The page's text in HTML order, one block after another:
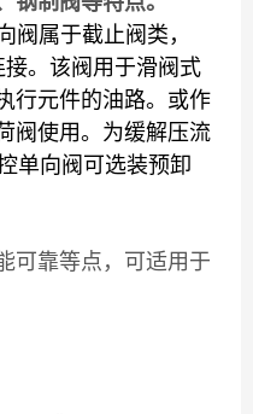
阀属于截止阀类，
。该阀用于滑阀式
行元件的油路。或作
阀使用。为缓解压流
单向阀可选装预卸
可靠等点，可适用于